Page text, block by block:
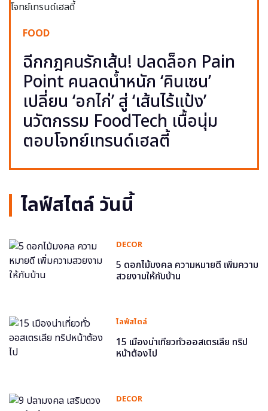
FOOD
ฉีกกฎคนรักเส้น! ปลดล็อก Pain
Point คนลดน้ำหนัก ‘คินเซน’
เปลี่ยน ‘อกไก่’ สู่ ‘เส้นไร้แป้ง’
นวัตกรรม FoodTech เนื้อนุ่ม
ตอบโจทย์เทรนด์เฮลตี้
ไลฟ์สไตล์ วันนี้
DECOR
5 ดอกไม้มงคล ความหมายดี เพิ่มความ
สวยงามให้กับบ้าน
ไลฟ์สไตล์
15 เมืองน่าเที่ยวทั่วออสเตรเลีย ทริป
หน้าต้องไป
DECOR